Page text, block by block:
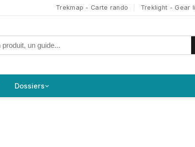
Trekmap - Carte rando Treklight - Gear
Dossiers